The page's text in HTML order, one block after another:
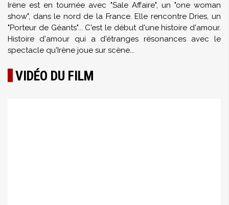
Irène est en tournée avec "Sale Affaire", un "one woman
show", dans le nord de la France. Elle rencontre Dries, un
"Porteur de Géants"... C'est le début d'une histoire d'amour.
Histoire d'amour qui a d'étranges résonances avec le
spectacle qu'Irène joue sur scène...
VIDÉO DU FILM